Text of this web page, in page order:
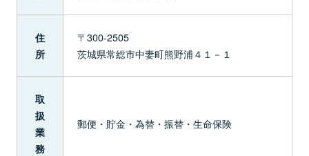
住
所
〒300-2505
茨城県常総市中妻町熊野浦４１－１
取
扱
業
務
郵便・貯金・為替・振替・生命保険